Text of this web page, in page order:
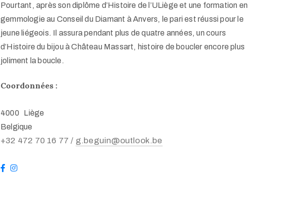
Pourtant, après son diplôme d’Histoire de l’ULiège et une formation en
gemmologie au Conseil du Diamant à Anvers, le pari est réussi pour le
jeune liégeois. Il assura pendant plus de quatre années, un cours
d’Histoire du bijou à Château Massart, histoire de boucler encore plus
joliment la boucle.
Coordonnées :
4000 Liège
Belgique
+32 472 70 16 77 / g.beguin@outlook.be